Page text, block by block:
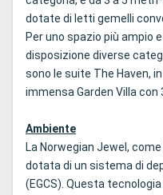
dotate di letti gemelli
Per uno spazio più ampio
disposizione diverse
sono le suite The Haven,
immensa Garden Villa
Ambiente
La Norwegian Jewel,
dotata di un sistema di
(EGCS). Questa